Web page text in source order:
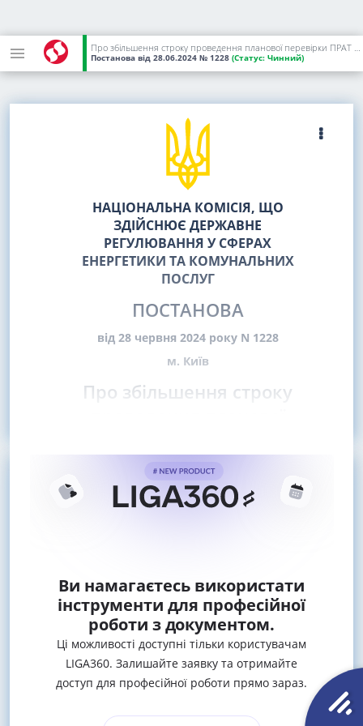
Про збільшення строку проведення планової перевірки ПРАТ "ЧЕРКАСЬКЕ ХІМВОЛОКНО"
Постанова від 28.06.2024 № 1228 (Статус: Чинний)
НАЦІОНАЛЬНА КОМІСІЯ, ЩО
ЗДІЙСНЮЄ ДЕРЖАВНЕ
РЕГУЛЮВАННЯ У СФЕРАХ
ЕНЕРГЕТИКИ ТА КОМУНАЛЬНИХ
ПОСЛУГ
ПОСТАНОВА
від 28 червня 2024 року N 1228
м. Київ
Про збільшення строку
Ви намагаєтесь використати
інструменти для професійної
роботи з документом.
Ці можливості доступні тільки користувачам
LIGA360. Залишайте заявку та отримайте
доступ для професійної роботи прямо зараз.